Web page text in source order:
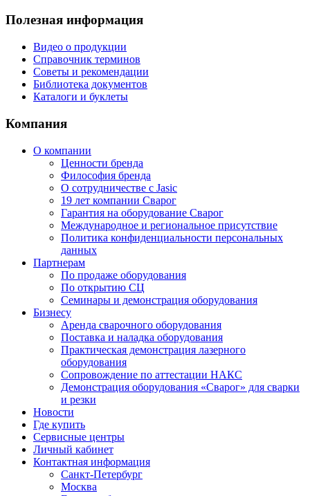
Полезная информация
Видео о продукции
Справочник терминов
Советы и рекомендации
Библиотека документов
Каталоги и буклеты
Компания
О компании
Ценности бренда
Философия бренда
О сотрудничестве с Jasic
19 лет компании Сварог
Гарантия на оборудование Сварог
Международное и региональное присутствие
Политика конфиденциальности персональных
данных
Партнерам
По продаже оборудования
По открытию СЦ
Семинары и демонстрация оборудования
Бизнесу
Аренда сварочного оборудования
Поставка и наладка оборудования
Практическая демонстрация лазерного
оборудования
Сопровождение по аттестации НАКС
Демонстрация оборудования «Сварог» для сварки
и резки
Новости
Где купить
Сервисные центры
Личный кабинет
Контактная информация
Санкт-Петербург
Москва